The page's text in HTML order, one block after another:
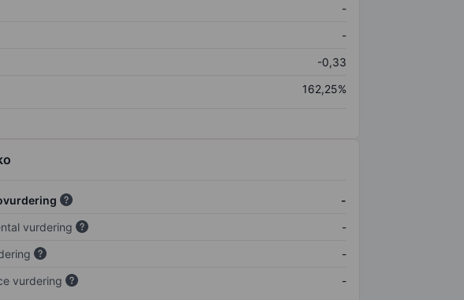
-
-
-0,33
162,25%
-
vurdering
-
-
vurdering
-